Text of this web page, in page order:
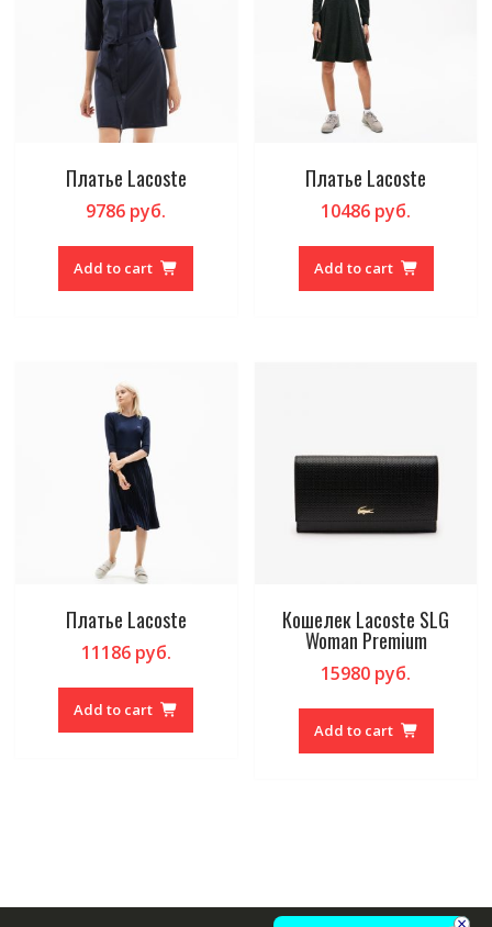
Платье Lacoste
9786 руб.
Add to cart
Платье Lacoste
10486 руб.
Add to cart
Платье Lacoste
11186руб.
Add to cart
Кошелек Lacoste SLG
Woman Premium
15980 руб.
Add to cart